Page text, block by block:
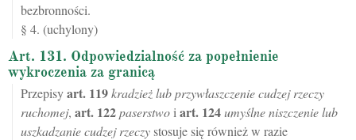
bezbronności.
§ 4. (uchylony)
Art. 131. Odpowiedzialność za popełnienie
wykroczenia za granicą
Przepisyart. 119kradzież lub przywłaszczenie cudzej rzeczy
ruchomej, art. 122paserstwo i art. 124umyślne niszczenie lub
uszkadzanie cudzej rzeczystosuje się również w razie